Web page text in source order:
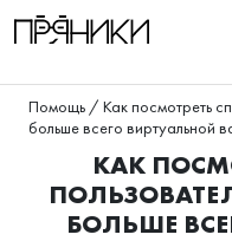
Помощь / Как посмотреть
больше всего виртуальной
КАК
БОЛЬШЕ